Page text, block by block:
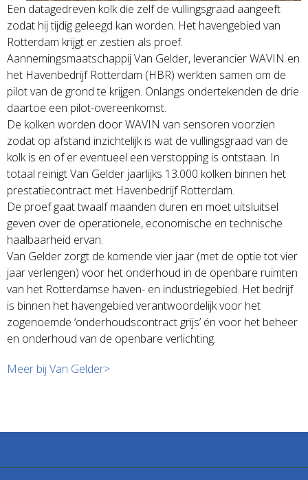
Een datagedreven kolk die zelf de vullingsgraad aangeeft
zodat hij tijdig geleegd kan worden. Het havengebied van
Rotterdam krijgt er zestien als proef.
Aannemingsmaatschappij Van Gelder, leverancier WAVIN en
het Havenbedrijf Rotterdam (HBR) werkten samen om de
pilot van de grond te krijgen. Onlangs ondertekenden de drie
daartoe een pilot-overeenkomst.
De kolken worden door WAVIN van sensoren voorzien
zodat op afstand inzichtelijk is wat de vullingsgraad van de
kolk is en of er eventueel een verstopping is ontstaan. In
totaal reinigt Van Gelder jaarlijks 13.000 kolken binnen het
prestatiecontract met Havenbedrijf Rotterdam.
De proef gaat twaalf maanden duren en moet uitsluitsel
geven over de operationele, economische en technische
haalbaarheid ervan.
Van Gelder zorgt de komende vier jaar (met de optie tot vier
jaar verlengen) voor het onderhoud in de openbare ruimten
van het Rotterdamse haven- en industriegebied. Het bedrijf
is binnen het havengebied verantwoordelijk voor het
zogenoemde ‘onderhoudscontract grijs’ én voor het beheer
en onderhoud van de openbare verlichting.
Meer bij Van Gelder>